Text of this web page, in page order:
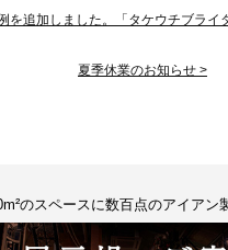
を追加しました。「タケウチブライ
夏季休業のお知らせ >
のスペースに数百点のアイアン